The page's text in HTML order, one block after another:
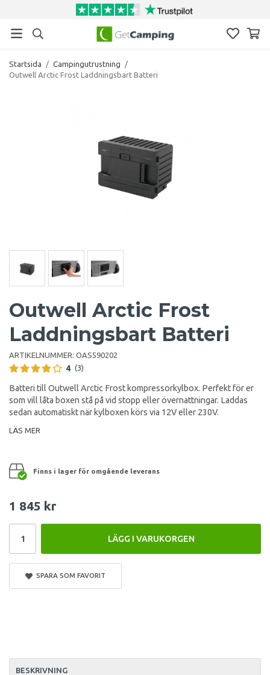
Startsida / Campingutrustning
/
Outwell Arctic Frost Laddningsbart Batteri
Outwell Arctic Frost
Laddningsbart Batteri
ARTIKELNUMMER: OAS590202
4 (3)
Batteri till Outwell Arctic Frost kompressorkylbox. Perfekt för er
som vill låta boxen stå på vid stopp eller övernattningar. Laddas
sedan automatiskt när kylboxen körs via 12V eller 230V.
LÄS MER
Finns i lager för omgående leverans
1 845 kr
LÄGG I VARUKORGEN
SPARA SOM FAVORIT
BESKRIVNING